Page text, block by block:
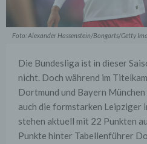
Foto: Alexander Hassenstein/Bongarts/Getty
Die Bundesliga ist in dieser
nicht. Doch während im
Dortmund und Bayern
auch die formstarken Leipziger
stehen aktuell mit 22 Punkten
Punkte hinter Tabellenführer